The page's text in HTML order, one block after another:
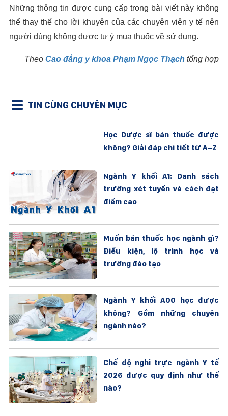
Những thông tin được cung cấp trong bài viết này không
thể thay thế cho lời khuyên của các chuyên viên y tế nên
người dùng không được tự ý mua thuốc về sử dụng.
Theo Cao đẳng y khoa Phạm Ngọc Thạch tổng hợp
TIN CÙNG CHUYÊN MỤC
Học Dược sĩ bán thuốc được
không? Giải đáp chi tiết từ A–Z
Ngành Y khối A1: Danh sách
trường xét tuyển và cách đạt
điểm cao
Muốn bán thuốc học ngành gì?
Điều kiện, lộ trình học và
trường đào tạo
Ngành Y khối A00 học được
không? Gồm những chuyên
ngành nào?
Chế độ nghỉ trực ngành Y tế
2026 được quy định như thế
nào?